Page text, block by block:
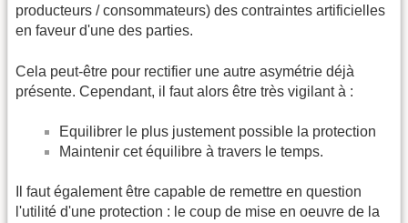
producteurs / consommateurs) des contraintes artificielles
en faveur d'une des parties.
Cela peut-être pour rectifier une autre asymétrie déjà
présente. Cependant, il faut alors être très vigilant à :
Equilibrer le plus justement possible la protection
Maintenir cet équilibre à travers le temps.
Il faut également être capable de remettre en question
l'utilité d'une protection : le coup de mise en oeuvre de la